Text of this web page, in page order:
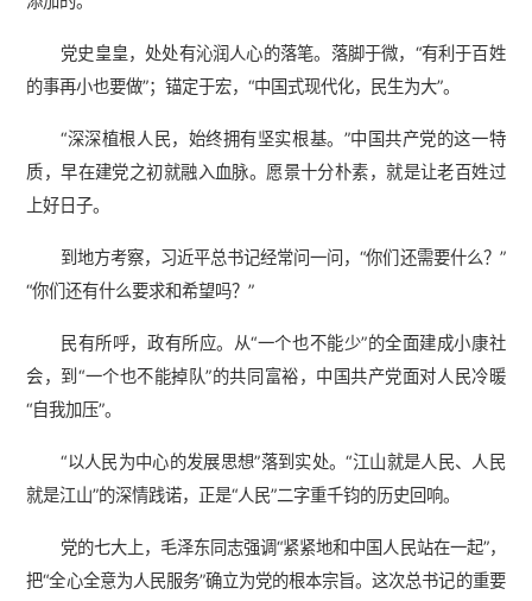
党史皇皇，处处有沁润人心的落笔。落脚于微，“有利于百姓
的事再小也要做”；锚定于宏，“中国式现代化，民生为大”。
“深深植根人民，始终拥有坚实根基。”中国共产党的这一特
质，早在建党之初就融入血脉。愿景十分朴素，就是让老百姓过
上好日子。
到地方考察，习近平总书记经常问一问，“你们还需要什么？”
“你们还有什么要求和希望吗？”
民有所呼，政有所应。从“一个也不能少”的全面建成小康社
会，到“一个也不能掉队”的共同富裕，中国共产党面对人民冷暖
“自我加压”。
“以人民为中心的发展思想”落到实处。“江山就是人民、人民
就是江山”的深情践诺，正是“人民”二字重千钧的历史回响。
党的七大上，毛泽东同志强调“紧紧地和中国人民站在一起”，
把“全心全意为人民服务”确立为党的根本宗旨。这次总书记的重要